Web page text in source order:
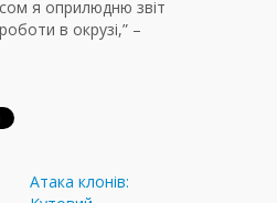
я оприлюдню звіт
в окрузі,” –
Атака клонів: